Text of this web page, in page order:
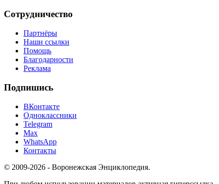
Сотрудничество
Партнёры
Наши ссылки
Помощь
Благодарности
Реклама
Подпишись
ВКонтакте
Одноклассники
Telegram
Max
WhatsApp
Контакты
© 2009-2026 - Воронежская Энциклопедия.